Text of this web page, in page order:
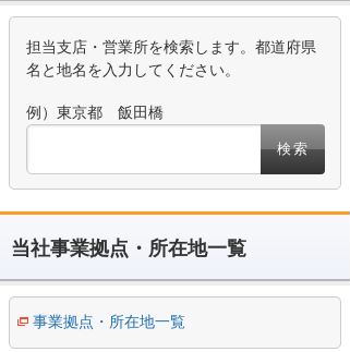
担当支店・営業所を検索します。都道府県
名と地名を入力してください。
例）東京都 飯田橋
検索
当社事業拠点・所在地一覧
事業拠点・所在地一覧